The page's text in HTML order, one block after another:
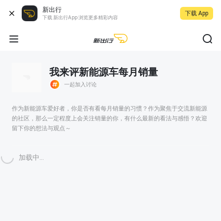
新出行
下载 新出行App 浏览更多精彩内容
下载 App
我来评新能源车每月销量
一起加入讨论
作为新能源车爱好者，你是否有看每月销量的习惯？作为聚焦于交流新能源
的社区，那么一定程度上会关注销量的你，有什么最新的看法与感悟？欢迎
留下你的想法与观点～
加载中...